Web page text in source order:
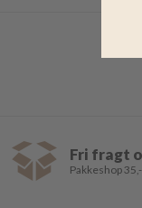
Fri fragt
Pakkeshop